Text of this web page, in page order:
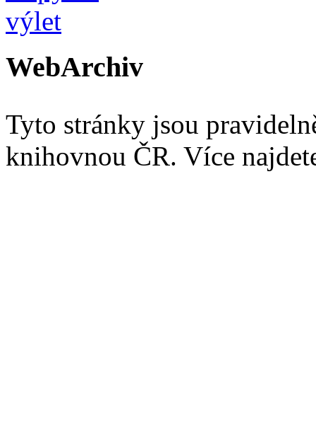
WebArchiv
Tyto stránky jsou
knihovnou ČR. Více